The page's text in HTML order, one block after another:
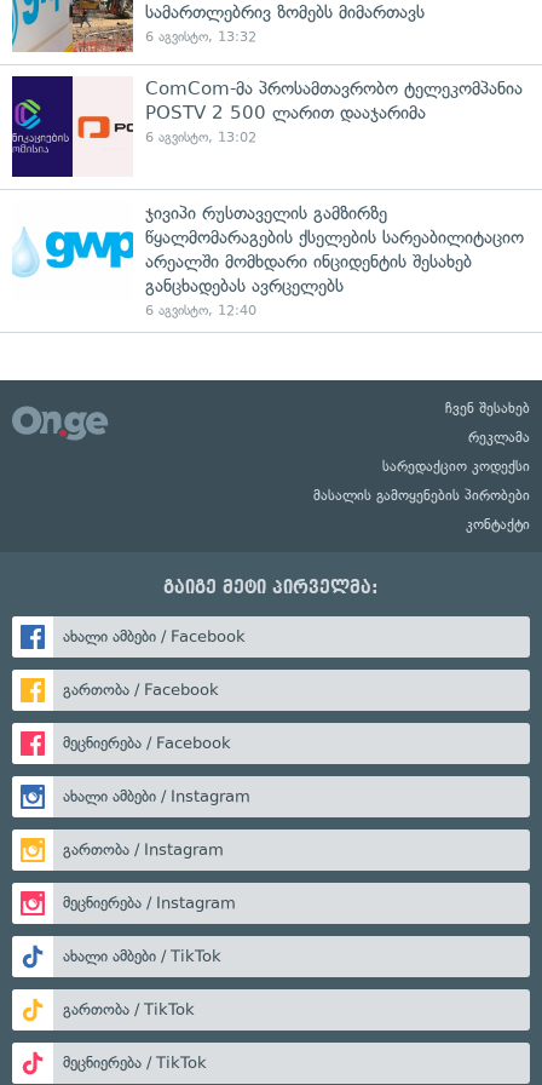
სამართლებრივ ზომებს მიმართავს
6 აგვისტო, 13:32
ComCom-მა პროსამთავრობო ტელეკომპანია
POSTV 2 500 ლარით დააჯარიმა
6 აგვისტო, 13:02
ჯივიპი რუსთაველის გამზირზე
წყალმომარაგების ქსელების სარეაბილიტაციო
არეალში მომხდარი ინციდენტის შესახებ
განცხადებას ავრცელებს
6 აგვისტო, 12:40
ჩვენ შესახებ
რეკლამა
სარედაქციო კოდექსი
მასალის გამოყენების პირობები
კონტაქტი
გაიგე მეტი პირველმა:
ახალი ამბები / Facebook
გართობა / Facebook
მეცნიერება / Facebook
ახალი ამბები / Instagram
გართობა / Instagram
მეცნიერება / Instagram
ახალი ამბები / TikTok
გართობა / TikTok
მეცნიერება / TikTok